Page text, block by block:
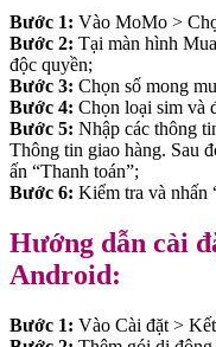
Bước 1: Vào MoMo >
Bước 2: Tại màn hình
độc quyền;
Bước 3: Chọn số mong
Bước 4: Chọn loại sim và
Bước 5: Nhập các thông
Thông tin giao hàng. Sau
ấn “Thanh toán”;
Bước 6: Kiểm tra và nhấn
Hướng dẫn cài
Android:
Bước 1: Vào Cài đặt >